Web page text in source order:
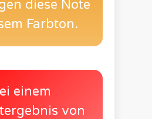
diese Note
Farbton.
einem
von